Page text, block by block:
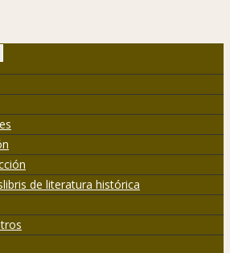
de literatura histórica